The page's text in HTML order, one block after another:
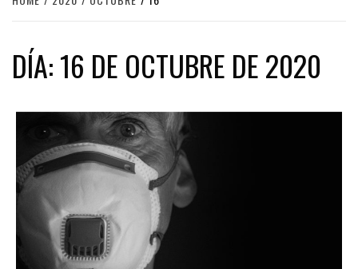
DÍA:16 DE OCTUBRE DE 2020